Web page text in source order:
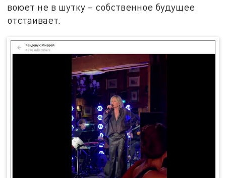
воюет не в шутку – собственное будущее
отстаивает.